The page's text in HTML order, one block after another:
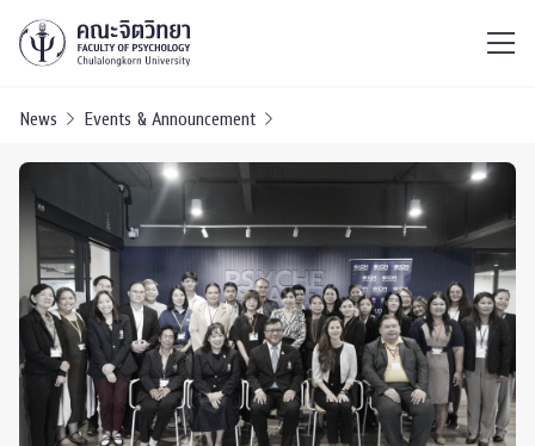
News Events & Announcement